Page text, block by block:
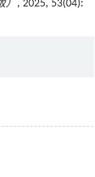
, 2025, 53(04):